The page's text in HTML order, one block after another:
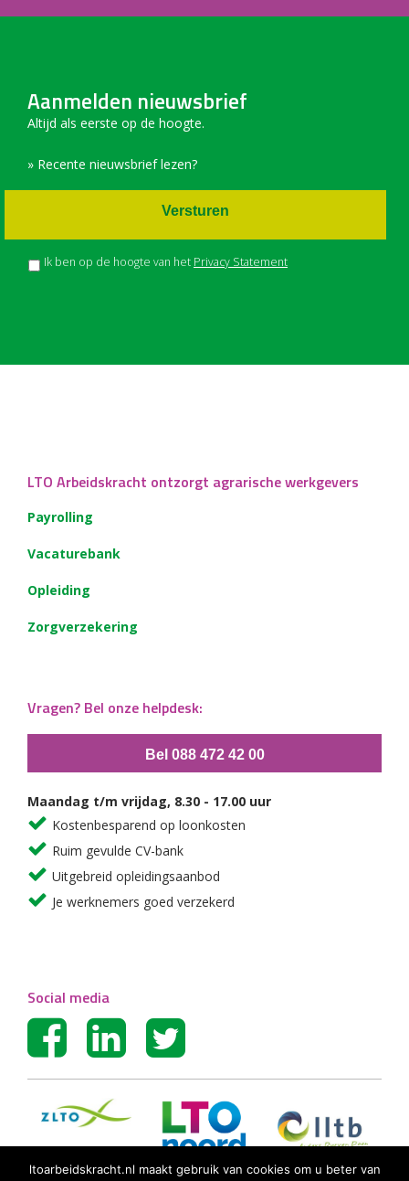
Aanmelden nieuwsbrief
Altijd als eerste op de hoogte.
» Recente nieuwsbrief lezen?
Ik ben op de hoogte van het Privacy Statement
Versturen
LTO Arbeidskracht ontzorgt agrarische werkgevers
Payrolling
Vacaturebank
Opleiding
Zorgverzekering
Vragen? Bel onze helpdesk:
Bel 088 472 42 00
Maandag t/m vrijdag, 8.30 - 17.00 uur
Kostenbesparend op loonkosten
Ruim gevulde CV-bank
Uitgebreid opleidingsaanbod
Je werknemers goed verzekerd
Social media
ltoarbeidskracht.nl maakt gebruik van cookies om u beter van